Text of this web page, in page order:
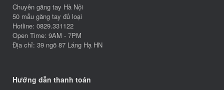
Chuyên găng tay Hà Nội
50 mẫu găng tay đủ loại
Hotline: 0829.331122
Open Time: 9AM - 7PM
Địa chỉ: 39 ngõ 87 Láng Hạ HN
Hướng dẫn thanh toán